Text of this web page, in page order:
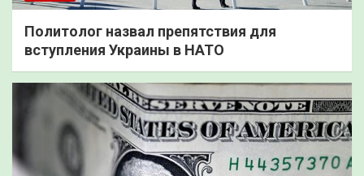
Политолог назвал препятствия для
вступления Украины в НАТО